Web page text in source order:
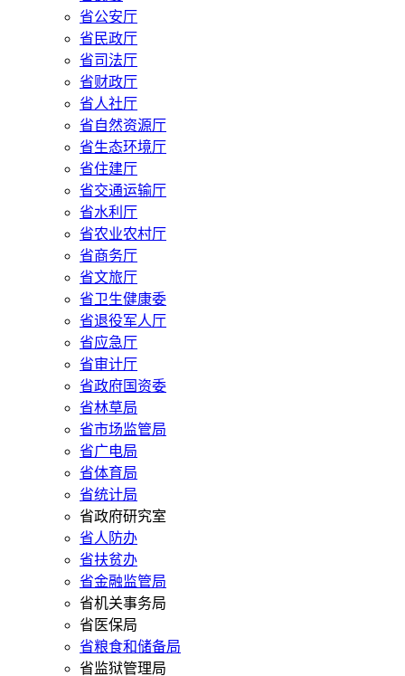
省公安厅
省民政厅
省司法厅
省财政厅
省人社厅
省自然资源厅
省生态环境厅
省住建厅
省交通运输厅
省水利厅
省农业农村厅
省商务厅
省文旅厅
省卫生健康委
省退役军人厅
省应急厅
省审计厅
省政府国资委
省林草局
省市场监管局
省广电局
省体育局
省统计局
省政府研究室
省人防办
省扶贫办
省金融监管局
省机关事务局
省医保局
省粮食和储备局
省监狱管理局